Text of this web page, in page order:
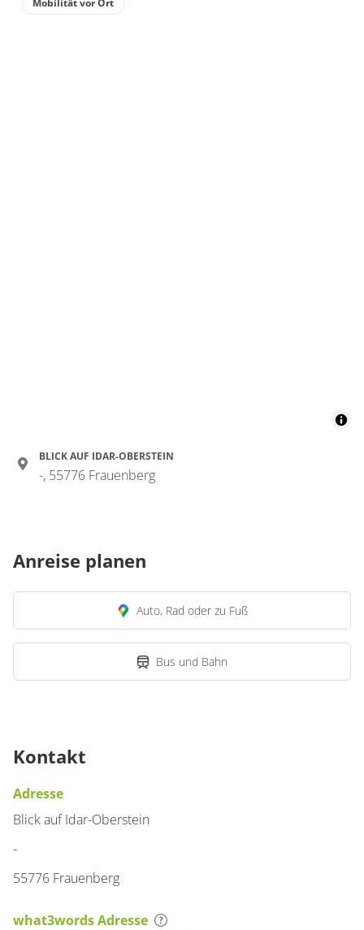
Mobilität vor Ort
BLICK AUF IDAR-OBERSTEIN
-, 55776 Frauenberg
Anreise planen
Auto, Rad oder zu Fuß
Bus und Bahn
Kontakt
Adresse
Blick auf Idar-Oberstein
-
55776 Frauenberg
what3words Adresse